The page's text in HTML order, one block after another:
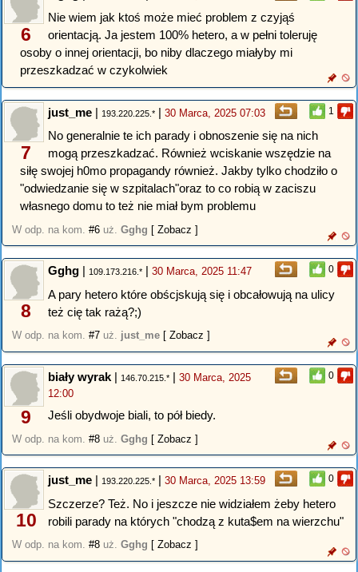
6
Nie wiem jak ktoś może mieć problem z czyjąś
orientacją. Ja jestem 100% hetero, a w pełni toleruję
osoby o innej orientacji, bo niby dlaczego miałyby mi
przeszkadzać w czykolwiek
1
7
just_me | 193.220.225.* | 30 Marca, 2025 07:03
No generalnie te ich parady i obnoszenie się na nich
mogą przeszkadzać. Również wciskanie wszędzie na
siłę swojej h0mo propagandy również. Jakby tylko chodziło o
"odwiedzanie się w szpitalach"oraz to co robią w zaciszu
własnego domu to też nie miał bym problemu
W odp. na kom. #6 uż. Gghg [ Zobacz ]
0
8
Gghg | 109.173.216.* | 30 Marca, 2025 11:47
A pary hetero które obścjskują się i obcałowują na ulicy
też cię tak rażą?;)
W odp. na kom. #7 uż. just_me [ Zobacz ]
0
9
biały wyrak | 146.70.215.* | 30 Marca, 2025
12:00
Jeśli obydwoje biali, to pół biedy.
W odp. na kom. #8 uż. Gghg [ Zobacz ]
0
10
just_me | 193.220.225.* | 30 Marca, 2025 13:59
Szczerze? Też. No i jeszcze nie widziałem żeby hetero
robili parady na których "chodzą z kuta$em na wierzchu"
W odp. na kom. #8 uż. Gghg [ Zobacz ]